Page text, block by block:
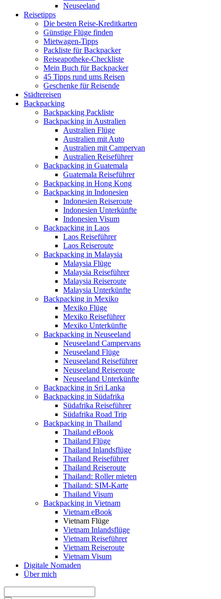
Neuseeland
Reisetipps
Die besten Reise-Kreditkarten
Günstige Flüge finden
Mietwagen-Tipps
Packliste für Backpacker
Reiseapotheke-Checkliste
Mein Buch für Backpacker
45 Tipps rund ums Reisen
Geschenke für Reisende
Städtereisen
Backpacking
Backpacking Packliste
Backpacking in Australien
Australien Flüge
Australien mit Auto
Australien mit Campervan
Australien Reiseführer
Backpacking in Guatemala
Guatemala Reiseführer
Backpacking in Hong Kong
Backpacking in Indonesien
Indonesien Reiseroute
Indonesien Unterkünfte
Indonesien Visum
Backpacking in Laos
Laos Reiseführer
Laos Reiseroute
Backpacking in Malaysia
Malaysia Flüge
Malaysia Reiseführer
Malaysia Reiseroute
Malaysia Unterkünfte
Backpacking in Mexiko
Mexiko Flüge
Mexiko Reiseführer
Mexiko Unterkünfte
Backpacking in Neuseeland
Neuseeland Campervans
Neuseeland Flüge
Neuseeland Reiseführer
Neuseeland Reiseroute
Neuseeland Unterkünfte
Backpacking in Sri Lanka
Backpacking in Südafrika
Südafrika Reiseführer
Südafrika Road Trip
Backpacking in Thailand
Thailand eBook
Thailand Flüge
Thailand Inlandsflüge
Thailand Reiseführer
Thailand Reiseroute
Thailand: Roller mieten
Thailand: SIM-Karte
Thailand Visum
Backpacking in Vietnam
Vietnam eBook
Vietnam Flüge
Vietnam Inlandsflüge
Vietnam Reiseführer
Vietnam Reiseroute
Vietnam Visum
Digitale Nomaden
Über mich